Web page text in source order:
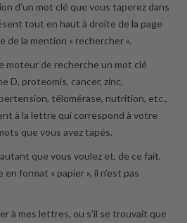
d’un mot clé que vous taperez dans
tout en haut à droite de la page
de la mention « rechercher ».
moteur de recherche un mot clé
D, proteomis, cancer, zinc,
télomérase, nutrition, etc.,
à la lettre qui correspond à votre
que vous avez tapés.
que vous voulez et, de ce fait,
format « papier », il n’est pas
à mes lettres, ou s’il se trouvait que